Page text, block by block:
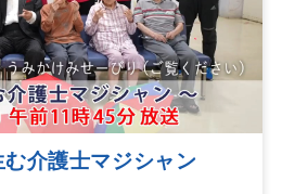
介護士マジシャン